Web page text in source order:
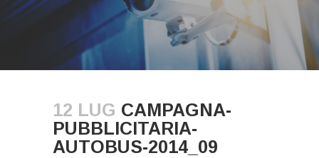
12 LUG CAMPAGNA-
PUBBLICITARIA-
AUTOBUS-2014_09